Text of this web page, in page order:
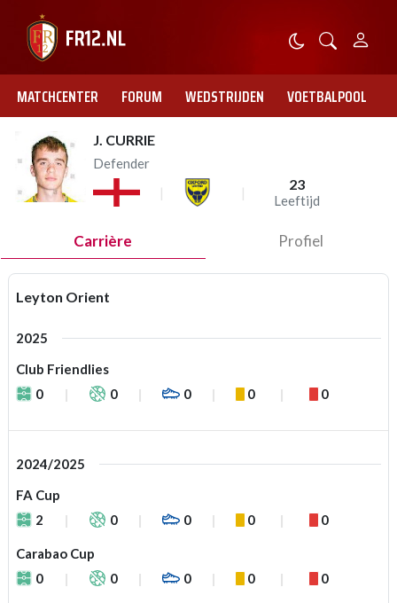
MATCHCENTER FORUM WEDSTRIJDEN VOETBALPOOL
J. CURRIE
Defender
23
Leeftijd
Carrière Profiel
Leyton Orient
2025
Club Friendlies
0
0 0 0 0
2024/2025
FA Cup
2
0 0 0 0
Carabao Cup
0
0 0 0 0